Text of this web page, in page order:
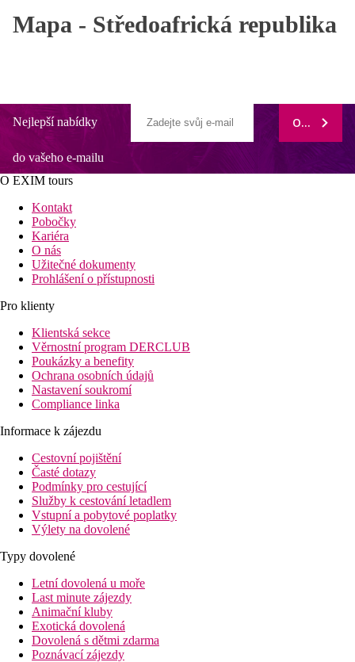
Mapa - Středoafrická republika
Nejlepší nabídky
do vašeho e-mailu
ODEBÍRAT
O EXIM tours
Kontakt
Pobočky
Kariéra
O nás
Užitečné dokumenty
Prohlášení o přístupnosti
Pro klienty
Klientská sekce
Věrnostní program DERCLUB
Poukázky a benefity
Ochrana osobních údajů
Nastavení soukromí
Compliance linka
Informace k zájezdu
Cestovní pojištění
Časté dotazy
Podmínky pro cestující
Služby k cestování letadlem
Vstupní a pobytové poplatky
Výlety na dovolené
Typy dovolené
Letní dovolená u moře
Last minute zájezdy
Animační kluby
Exotická dovolená
Dovolená s dětmi zdarma
Poznávací zájezdy